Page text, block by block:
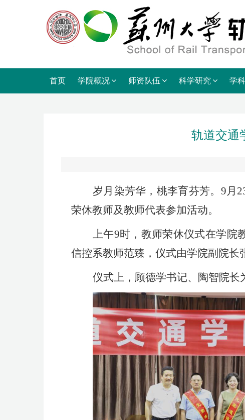
首页 学院概况 师资队伍 科学研究 学
轨道交通
岁月染芳华，桃李育芬芳。 9月
荣休教师及教师代表参加活动。
上午9时，教师荣休仪式在学院
信控系教师范臻，仪式由学院副院长
仪式上，顾德学书记、陶智院长